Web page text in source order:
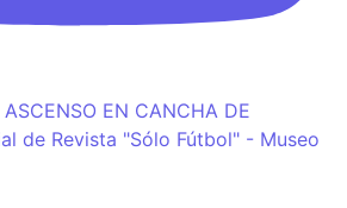
EN CANCHA DE
de Revista "Sólo Fútbol" - Museo